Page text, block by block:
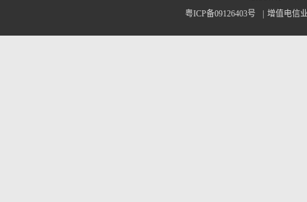
粤ICP备09126403号
增值电信